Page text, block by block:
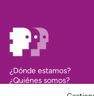
¿Dónde estamos?
¿Quiénes somos?